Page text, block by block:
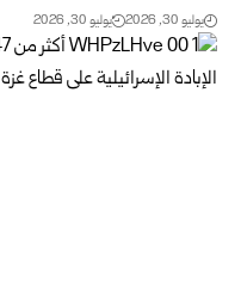
يوليو 30, 2026 يوليو 30, 2026